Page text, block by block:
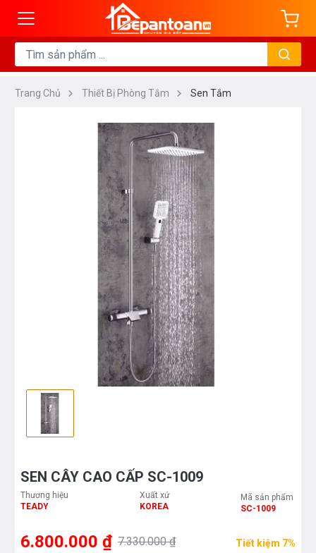
Trang Chủ Thiết Bị Phòng Tắm Sen Tắm
SEN CÂY CAO CẤP SC-1009
Thương hiệu
TEADY
Xuất xứ
KOREA
Mã sản phẩm
SC-1009
6.800.000 ₫ 7.330.000 ₫ Tiết kiệm 7%